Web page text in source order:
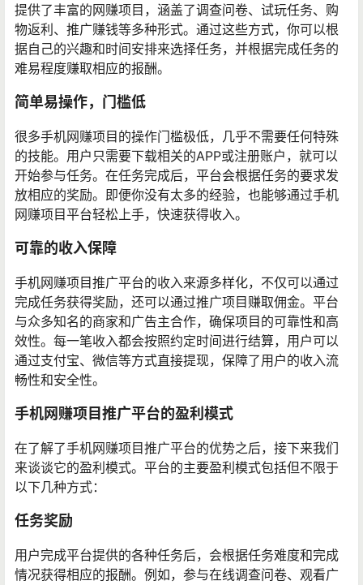
提供了丰富的网赚项目，涵盖了调查问卷、试玩任务、购
物返利、推广赚钱等多种形式。通过这些方式，你可以根
据自己的兴趣和时间安排来选择任务，并根据完成任务的
难易程度赚取相应的报酬。
简单易操作，门槛低
很多手机网赚项目的操作门槛极低，几乎不需要任何特殊
的技能。用户只需要下载相关的APP或注册账户，就可以
开始参与任务。在任务完成后，平台会根据任务的要求发
放相应的奖励。即便你没有太多的经验，也能够通过手机
网赚项目平台轻松上手，快速获得收入。
可靠的收入保障
手机网赚项目推广平台的收入来源多样化，不仅可以通过
完成任务获得奖励，还可以通过推广项目赚取佣金。平台
与众多知名的商家和广告主合作，确保项目的可靠性和高
效性。每一笔收入都会按照约定时间进行结算，用户可以
通过支付宝、微信等方式直接提现，保障了用户的收入流
畅性和安全性。
手机网赚项目推广平台的盈利模式
在了解了手机网赚项目推广平台的优势之后，接下来我们
来谈谈它的盈利模式。平台的主要盈利模式包括但不限于
以下几种方式：
任务奖励
用户完成平台提供的各种任务后，会根据任务难度和完成
情况获得相应的报酬。例如，参与在线调查问卷、观看广